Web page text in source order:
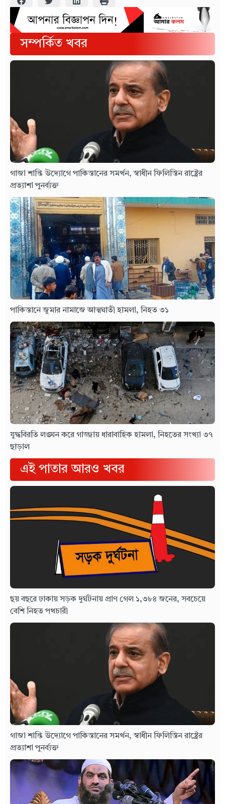
সম্পর্কিত খবর
গাজা শান্তি উদ্যোগে পাকিস্তানের সমর্থন, স্বাধীন ফিলিস্তিন রাষ্ট্রের
প্রত্যাশা পুনর্ব্যক্ত
পাকিস্তানে জুমার নামাজে আত্মঘাতী হামলা, নিহত ৩১
যুদ্ধবিরতি লঙ্ঘন করে গাজ্জায় ধারাবাহিক হামলা, নিহতের সংখ্যা ৩৭
ছাড়াল
এই পাতার আরও খবর
ছয় বছরে ঢাকায় সড়ক দুর্ঘটনায় প্রাণ গেল ১,৩৮৪ জনের, সবচেয়ে
বেশি নিহত পথচারী
গাজা শান্তি উদ্যোগে পাকিস্তানের সমর্থন, স্বাধীন ফিলিস্তিন রাষ্ট্রের
প্রত্যাশা পুনর্ব্যক্ত